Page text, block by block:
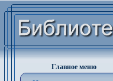
Главное меню